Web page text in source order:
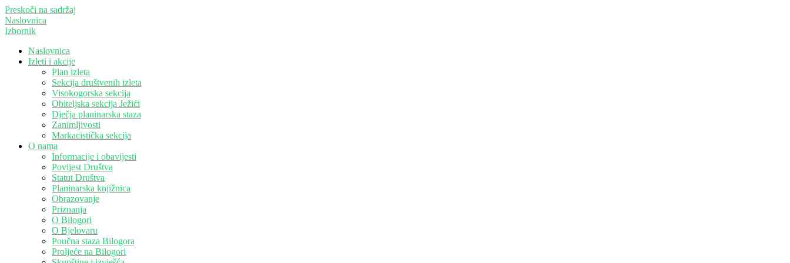
Preskoči na sadržaj
Naslovnica
Izbornik
Naslovnica
Izleti i akcije
Plan izleta
Sekcija društvenih izleta
Visokogorska sekcija
Obiteljska sekcija Ježići
Dječja planinarska staza
Zanimljivosti
Markacistička sekcija
O nama
Informacije i obavijesti
Povijest Društva
Statut Društva
Planinarska knjižnica
Obrazovanje
Priznanja
O Bilogori
O Bjelovaru
Poučna staza Bilogora
Proljeće na Bilogori